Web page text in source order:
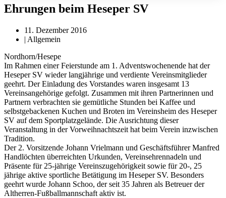
Ehrungen beim Heseper SV
11. Dezember 2016
| Allgemein
Nordhorn/Hesepe
Im Rahmen einer Feierstunde am 1. Adventswochenende hat der
Heseper SV wieder langjährige und verdiente Vereinsmitglieder
geehrt. Der Einladung des Vorstandes waren insgesamt 13
Vereinsangehörige gefolgt. Zusammen mit ihren Partnerinnen und
Partnern verbrachten sie gemütliche Stunden bei Kaffee und
selbstgebackenen Kuchen und Broten im Vereinsheim des Heseper
SV auf dem Sportplatzgelände. Die Ausrichtung dieser
Veranstaltung in der Vorweihnachtszeit hat beim Verein inzwischen
Tradition.
Der 2. Vorsitzende Johann Vrielmann und Geschäftsführer Manfred
Handlöchten überreichten Urkunden, Vereinsehrennadeln und
Präsente für 25-jährige Vereinszugehörigkeit sowie für 20-, 25
jährige aktive sportliche Betätigung im Heseper SV. Besonders
geehrt wurde Johann Schoo, der seit 35 Jahren als Betreuer der
Altherren-Fußballmannschaft aktiv ist.